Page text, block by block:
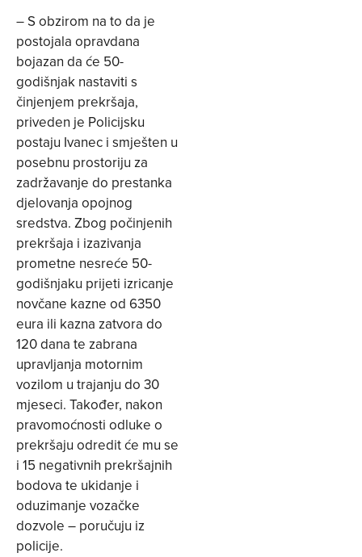
– S obzirom na to da je
postojala opravdana
bojazan da će 50-
godišnjak nastaviti s
činjenjem prekršaja,
priveden je Policijsku
postaju Ivanec i smješten u
posebnu prostoriju za
zadržavanje do prestanka
djelovanja opojnog
sredstva. Zbog počinjenih
prekršaja i izazivanja
prometne nesreće 50-
godišnjaku prijeti izricanje
novčane kazne od 6350
eura ili kazna zatvora do
120 dana te zabrana
upravljanja motornim
vozilom u trajanju do 30
mjeseci. Također, nakon
pravomoćnosti odluke o
prekršaju odredit će mu se
i 15 negativnih prekršajnih
bodova te ukidanje i
oduzimanje vozačke
dozvole – poručuju iz
policije.